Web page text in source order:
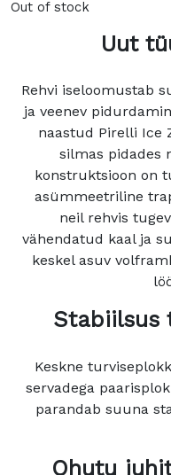
Out of stock
Uut
Rehvi iseloomustab
ja veenev
naastud Pirelli Ice
silmas pidades
konstruktsioon on
asümmeetriline
neil rehvis
vähendatud kaal ja
keskel asuv
Stabiilsus
Keskne
servadega
parandab suuna
Ohutu